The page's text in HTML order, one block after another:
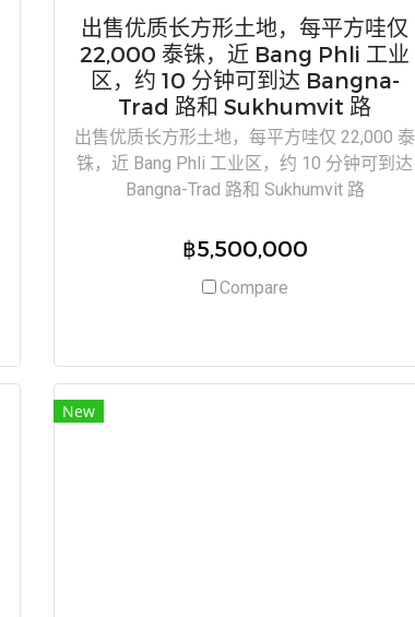
出售优质长方形土地，每平方哇仅
22,000 泰铢，近 Bang Phli 工业
区，约 10 分钟可到达 Bangna-
Trad 路和 Sukhumvit 路
出售优质长方形土地，每平方哇仅 22,000 泰
铢，近 Bang Phli 工业区，约 10 分钟可到达
Bangna-Trad 路和 Sukhumvit 路
฿5,500,000
Compare
New